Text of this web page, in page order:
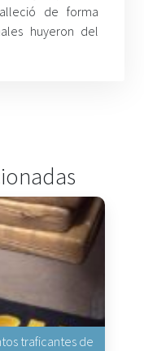
de forma
huyeron del
traficantes de